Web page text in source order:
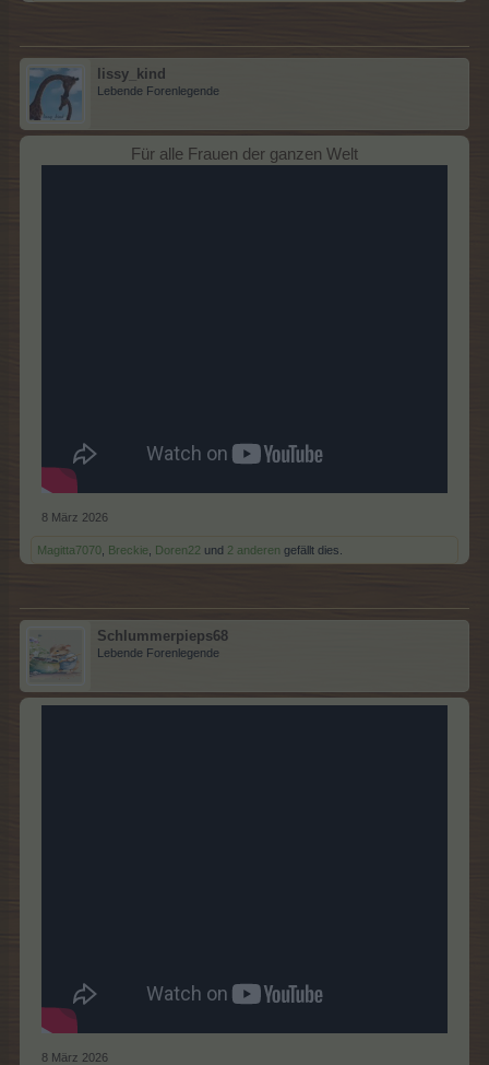
lissy_kind
Lebende Forenlegende
Für alle Frauen der ganzen Welt
8 März 2026
Magitta7070 Breckie Doren22 und 2 anderen gefällt dies.
Schlummerpieps68
Lebende Forenlegende
8 März 2026